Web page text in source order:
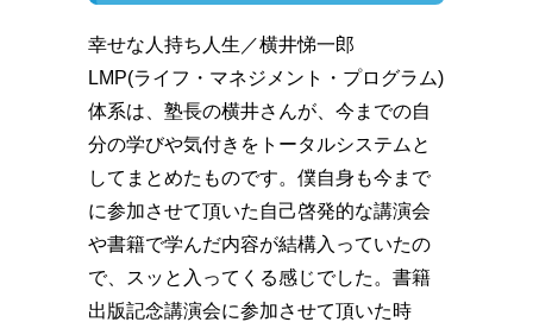
幸せな人持ち人生／横井悌一郎
LMP(ライフ・マネジメント・プログラム)
体系は、塾長の横井さんが、今までの自
分の学びや気付きをトータルシステムと
してまとめたものです。僕自身も今まで
に参加させて頂いた自己啓発的な講演会
や書籍で学んだ内容が結構入っていたの
で、スッと入ってくる感じでした。書籍
出版記念講演会に参加させて頂いた時